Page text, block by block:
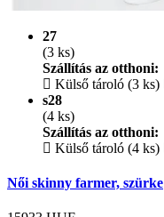
27
(3 ks)
Szállítás az otthoni:
Külső tároló (3 ks)
s28
(4 ks)
Szállítás az otthoni:
Külső tároló (4 ks)
Női skinny farmer, szürke